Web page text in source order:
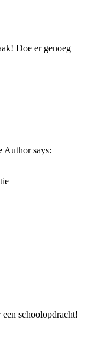
Doe er genoeg
Author says:
schoolopdracht!